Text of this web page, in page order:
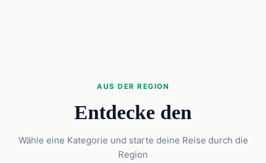
AUS DER REGION
Entdecke den
Wähle eine Kategorie und starte deine Reise durch die
Region